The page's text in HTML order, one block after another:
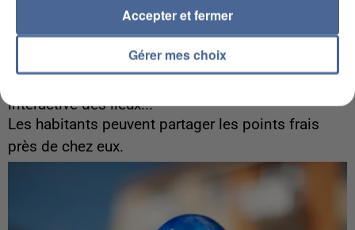
4 août 2026
interactive des lieux...
Les habitants peuvent partager les points frais
près de chez eux.
Gérer mes choix
Accepter et fermer